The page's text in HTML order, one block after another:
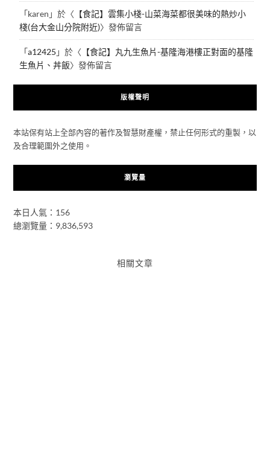
「karen 」於〈 【食記】雲集小棧-山菜海菜都很美味的熱炒小
棧(台大金山分院附近)〉發佈留言
「a12425 」於〈 【食記】丸九生魚片-基隆海港樓正對面的基隆
生魚片、丼飯〉發佈留言
版權聲明
本站保有站上全部內容的著作及智慧財產權，禁止任何形式的重製，以
及合理範圍外之使用。
瀏覽量
本日人氣：156
總瀏覽量：9,836,593
相關文章